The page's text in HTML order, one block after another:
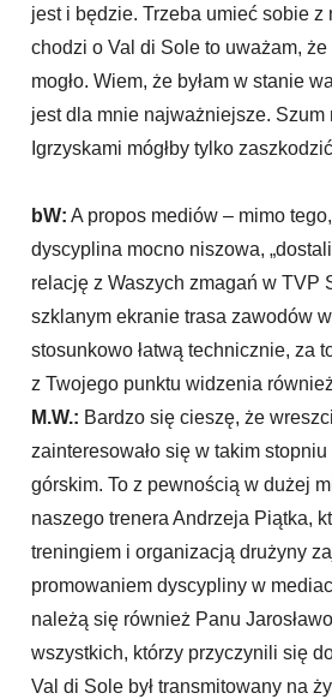
jest i będzie. Trzeba umieć sobie z
chodzi o Val di Sole to uważam,
mogło. Wiem, że byłam w stanie
jest dla mnie najważniejsze. Szum
Igrzyskami mógłby tylko
bW: A propos mediów – mimo
dyscyplina mocno niszowa,
relację z Waszych zmagań w TVP
szklanym ekranie trasa zawodów
stosunkowo łatwą technicznie, za
z Twojego punktu widzenia
M.W.: Bardzo się cieszę, że
zainteresowało się w takim
górskim. To z pewnością w dużej
naszego trenera Andrzeja Piątka,
treningiem i organizacją drużyny
promowaniem dyscypliny w
należą się również Panu
wszystkich, którzy przyczynili się
Val di Sole był transmitowany na